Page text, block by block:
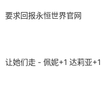
要求回报永恒世界官网
让她们走 - 佩妮+1 达莉亚+1